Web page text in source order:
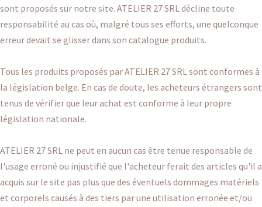
sont proposés sur notre site. ATELIER 27 SRL décline toute
responsabilité au cas où, malgré tous ses efforts, une quelconque
erreur devait se glisser dans son catalogue produits.
Tous les produits proposés par ATELIER 27 SRL sont conformes à
la législation belge. En cas de doute, les acheteurs étrangers sont
tenus de vérifier que leur achat est conforme à leur propre
législation nationale.
ATELIER 27 SRL ne peut en aucun cas être tenue responsable de
l'usage erroné ou injustifié que l'acheteur ferait des articles qu'il a
acquis sur le site pas plus que des éventuels dommages matériels
et corporels causés à des tiers par une utilisation erronée et/ou